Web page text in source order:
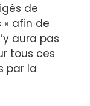
de
» afin de
aura pas
tous ces
par la